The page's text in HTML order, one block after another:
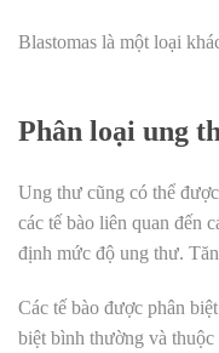
Blastomas là một loại
Phân loại ung
Ung thư cũng có thể
các tế bào liên quan đến
định mức độ ung thư.
Các tế bào được phân
biệt bình thường và